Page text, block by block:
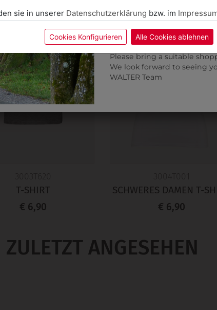
T-SHIRT
€ 6,90
SCHWERES DAMEN T-
€ 6,90
ZULETZT ANGESEHEN
sie in unserer Datenschutzerklärung bzw. im
Cookies Konfigurieren Alle Cookies ablehnen
correct school.
calendar icon.
Without an appointment,
Please bring a suitable
We look forward to seeing
WALTER Team